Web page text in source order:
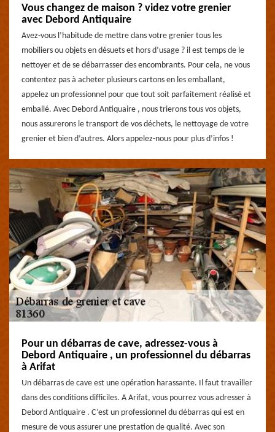
Vous changez de maison ? videz votre grenier
avec Debord Antiquaire
Avez-vous l’habitude de mettre dans votre grenier tous les
mobiliers ou objets en désuets et hors d’usage ? il est temps de le
nettoyer et de se débarrasser des encombrants. Pour cela, ne vous
contentez pas à acheter plusieurs cartons en les emballant,
appelez un professionnel pour que tout soit parfaitement réalisé et
emballé. Avec Debord Antiquaire , nous trierons tous vos objets,
nous assurerons le transport de vos déchets, le nettoyage de votre
grenier et bien d’autres. Alors appelez-nous pour plus d’infos !
Pour un débarras de cave, adressez-vous à
Debord Antiquaire , un professionnel du débarras
à Arifat
Un débarras de cave est une opération harassante. Il faut travailler
dans des conditions difficiles. A Arifat, vous pourrez vous adresser à
Debord Antiquaire . C’est un professionnel du débarras qui est en
mesure de vous assurer une prestation de qualité. Avec son